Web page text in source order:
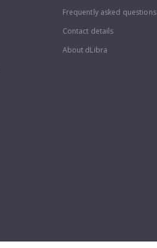
Frequently asked questions
Contact details
About dLibra